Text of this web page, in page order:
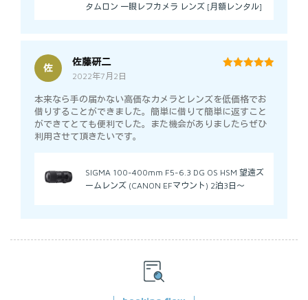
タムロン 一眼レフカメラ レンズ [月額レンタル]
佐
佐藤研二
2022年7月2日
本来なら手の届かない高価なカメラとレンズを低価格でお
借りすることができました。簡単に借りて簡単に返すこと
ができてとても便利でした。また機会がありましたらぜひ
利用させて頂きたいです。
SIGMA 100-400mm F5-6.3 DG OS HSM 望遠ズ
ームレンズ (CANON EFマウント) 2泊3日～